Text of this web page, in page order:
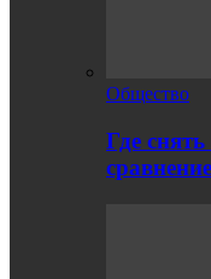
Общество
Где